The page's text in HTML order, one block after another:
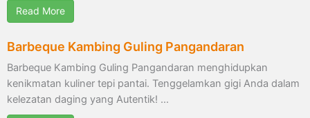
Read More
Barbeque Kambing Guling Pangandaran
Barbeque Kambing Guling Pangandaran menghidupkan
kenikmatan kuliner tepi pantai. Tenggelamkan gigi Anda dalam
kelezatan daging yang Autentik! …